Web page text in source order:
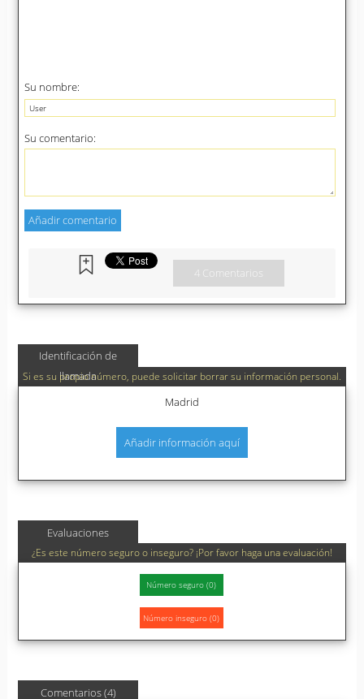
Su nombre:
Su comentario:
4 Comentarios
Identificación de
llamada
Si es su propio número, puede solicitar borrar su información personal.
Madrid
Añadir información aquí
Evaluaciones
¿Es este número seguro o inseguro? ¡Por favor haga una evaluación!
Comentarios (4)